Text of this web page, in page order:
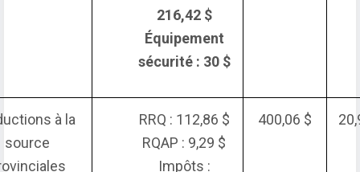
216,42 $
Équipement
sécurité : 30 $
à la
source
RRQ : 112,86 $
RQAP : 9,29 $
Impôts :
400,06 $